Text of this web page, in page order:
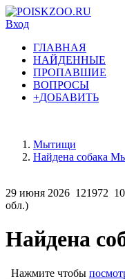
Вход
ГЛАВНАЯ
НАЙДЕННЫЕ
ПРОПАВШИЕ
ВОПРОСЫ
+ДОБАВИТЬ
Мытищи
Найдена собака
29 июня 2026 121972
обл.)
Найдена
Нажмите чтобы